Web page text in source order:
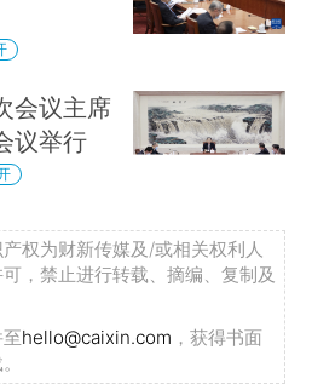
会议主席
议举行
权为财新传媒及/或相关权利人
，禁止进行转载、摘编、复制及
hello@caixin.com ，获得书面